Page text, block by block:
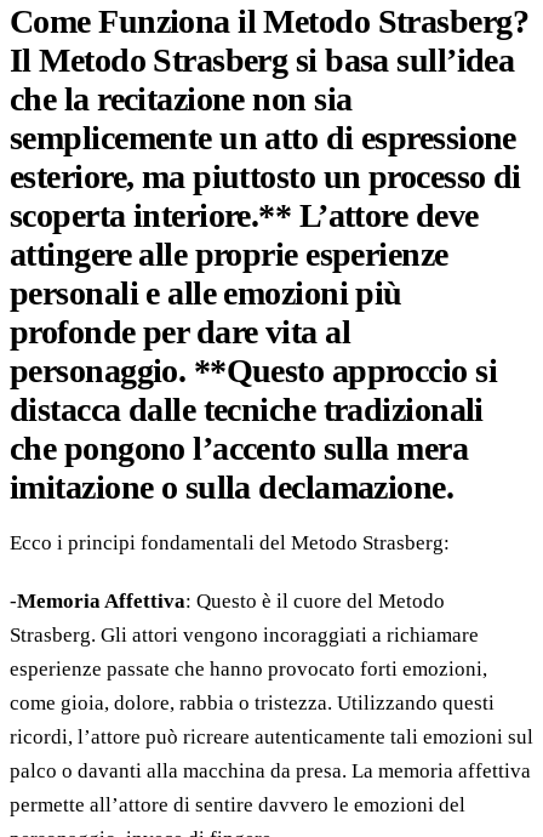
Come Funziona il Metodo Strasberg?
Il Metodo Strasberg si basa sull’idea
che la recitazionenon sia
semplicemente un atto di espressione
esteriore, ma piuttosto un processo di
scoperta interiore.** L’attore deve
attingere alle proprie esperienze
personali e alle emozioni più
profonde per dare vita al
personaggio. **Questo approccio si
distacca dalle tecniche tradizionali
che pongono l’accento sulla mera
imitazione o sulla declamazione.
Ecco i principi fondamentali del Metodo Strasberg:
-Memoria Affettiva: Questo è il cuore del Metodo
Strasberg. Gli attori vengono incoraggiati a richiamare
esperienze passate che hanno provocato forti emozioni,
come gioia, dolore, rabbia o tristezza. Utilizzando questi
ricordi, l’attore può ricreare autenticamente tali emozioni sul
palco o davanti alla macchina da presa. La memoria affettiva
permette all’attore di sentire davvero le emozioni del